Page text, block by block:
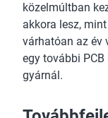
közelmúltban
akkora lesz,
várhatóan az év
egy további
gyárnál.